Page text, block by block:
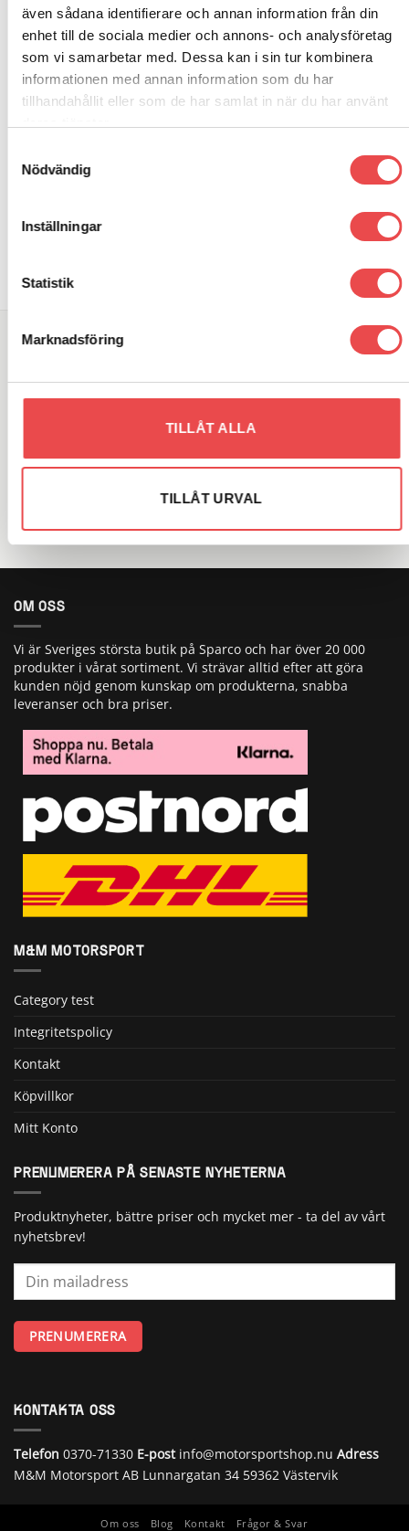
även sådana identifierare och annan information från din
enhet till de sociala medier och annons- och analysföretag
som vi samarbetar med. Dessa kan i sin tur kombinera
informationen med annan information som du har
tillhandahållit eller som de har samlat in när du har använt
Nödvändig
Inställningar
Statistik
Marknadsföring
TILLÅT ALLA
TILLÅT URVAL
Add to
wishlist
SLUT I LAGER
Art.nr: G02303DX
Add to
wishlist
SÖK DIREKT PÅ SAJTEN
VARUMÄRKEN
OM OSS
Vi är Sveriges största butik på Sparco och har över 20 000
produkter i vårat sortiment. Vi strävar alltid efter att göra
kunden nöjd genom kunskap om produkterna, snabba
leveranser och bra priser.
M&M MOTORSPORT
Category test
Integritetspolicy
Kontakt
Köpvillkor
Mitt Konto
PRENUMERERA PÅ SENASTE NYHETERNA
Produktnyheter, bättre priser och mycket mer - ta del av vårt
nyhetsbrev!
KONTAKTA OSS
Telefon 0370-71330 E-postinfo@motorsportshop.nu Adress
M&M Motorsport AB Lunnargatan 34 59362 Västervik
Om oss Blog Kontakt Frågor & Svar